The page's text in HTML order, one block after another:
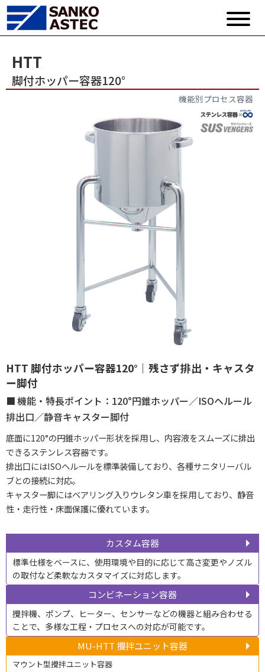
HTT
脚付ホッパー容器120°
機能別プロセス容器
HTT 脚付ホッパー容器120°｜残さず排出・キャスタ
ー脚付
機能・特長ポイント：120°円錐ホッパー／ISOヘルール
排出口／静音キャスター脚付
底面に120°の円錐ホッパー形状を採用し、内容液をスムーズに排出
できるステンレス容器です。
排出口にはISOヘルールを標準装備しており、各種サニタリーバル
ブとの接続に対応。
キャスター脚にはベアリング入りウレタン車を採用しており、静音
性・走行性・床面保護に優れています。
カスタム容器
標準仕様をベースに、使用環境や目的に応じて高さ変更やノズル
の取付など柔軟なカスタマイズに対応します。
コンビネーション容器
攪拌機、ポンプ、ヒーター、センサーなどの機器と組み合わせる
ことで、多様な工程・プロセスへの対応が可能です。
MU-HTT 攪拌ユニット容器
マウント型攪拌ユニット容器